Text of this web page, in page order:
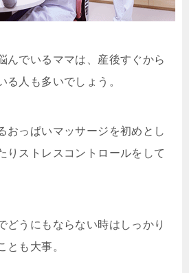
んでいるママは、産後すぐから
る人も多いでしょう。
おっぱいマッサージを初めとし
りストレスコントロールをして
どうにもならない時はしっかり
とも大事。